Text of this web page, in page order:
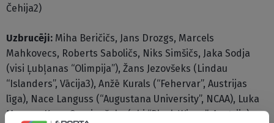
Čehija2)
Uzbrucēji: Miha Beričičs, Jans Drozgs, Marcels
Mahkovecs, Roberts Saboličs, Niks Simšičs, Jaka Sodja
(visi Ļubļanas “Olimpija”), Žans Jezovšeks (Lindau
“Islanders”, Vācija3), Anžē Kurals (“Fehervar”, Austrijas
līga), Nace Languss (“Augustana University”, NCAA), Luka
Mavers, Kens Ograjenšeks (abi “Black Wings”, Austrija),